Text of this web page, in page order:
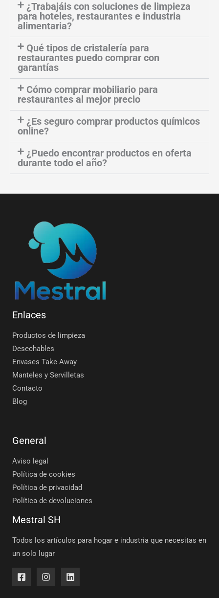
¿Trabajáis con soluciones de limpieza
para hoteles, restaurantes e industria
alimentaria?
Qué tipos de cristalería para
restaurantes puedo comprar con
garantías
Cómo comprar mobiliario para
restaurantes al mejor precio
¿Es seguro comprar productos químicos
online?
¿Puedo encontrar productos en oferta
durante todo el año?
Enlaces
Productos de limpieza
Desechables
Envases Take Away
Manteles y Servilletas
Contacto
Blog
General
Aviso legal
Política de cookies
Política de privacidad
Política de devoluciones
Mestral SH
Todos los artículos para hogar e industria que necesitas en
un solo lugar